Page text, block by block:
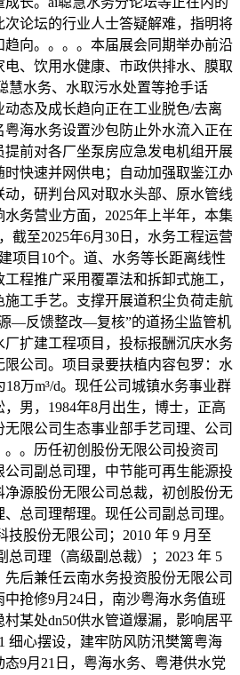
论坛的行业人士答疑解难，指明将
向。。。。本届展会同期举办前沿
、饮用水健康、市政供排水、膜取
慧水务、水取污水处置等抢手话
态及成长趋向正在工业脱色/去离
海水务设置沙包防止外水流入正在
前对各厂坐泵房应急发电机组开展
快速并网供电；自动加强取鉴江办
，研判台风对取水头部、原水管线
务营业方面，2025年上半年，本集
截至2025年6月30日，水务工程运营
项目10个。道、水务等长距离线性
程推广采用覆罩法和拆卸式施工，
工手艺。支撑开展道积尘负荷走航
—反馈整改—复核”的道扬尘监管机
扩建工程项目，投标报酬沉庆水务
公司。项目录要扶植内容包罗：水
18万m³/d。现任公司城镇水务事业群
男，1984年8月出生，博士，正高
限公司生态事业部手艺司理、公司
。历任初创股份无限公司投资司
司副总司理，中节能可再生能源投
源股份无限公司总裁，初创股份无
总司理帮理。现任公司副总司理。
技股份无限公司；2010 年 9 月至
总司理（高级副总裁）；2023 年 5
后兼任云南水务投资股份无限公司
抢修9月24日，南沙粤海水务值班
某处dn50供水管道爆漏，影响居平
细心摆设，建牢防风防汛樊篱粤海
9月21日，粤海水务、粤港供水党